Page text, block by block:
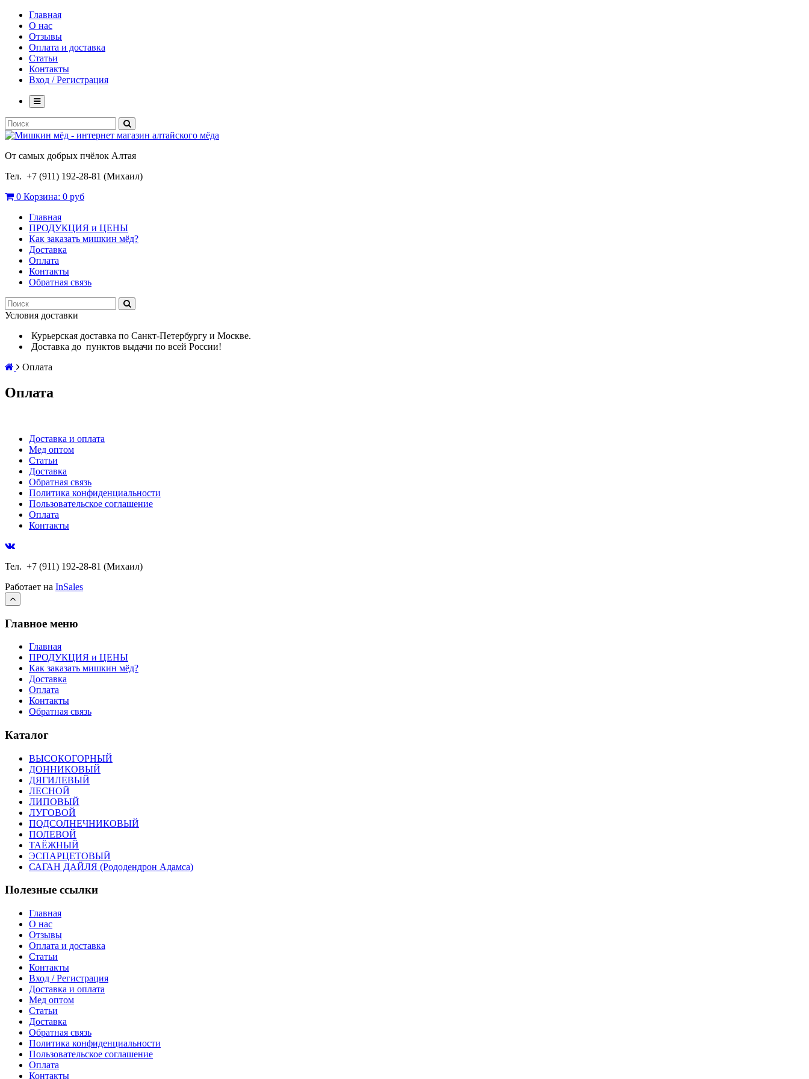
Главная
О нас
Отзывы
Оплата и доставка
Статьи
Контакты
Вход / Регистрация
От самых добрых пчёлок Алтая
Тел. +7 (911) 192-28-81 (Михаил)
0 Корзина: 0 руб
Главная
ПРОДУКЦИЯ и ЦЕНЫ
Как заказать мишкин мёд?
Доставка
Оплата
Контакты
Обратная связь
Условия доставки
Курьерская доставка по Санкт-Петербургу и Москве.
Доставка до пунктов выдачи по всей России!
Оплата
Оплата
Доставка и оплата
Мед оптом
Статьи
Доставка
Обратная связь
Политика конфиденциальности
Пользовательское соглашение
Оплата
Контакты
Тел. +7 (911) 192-28-81 (Михаил)
Работает на InSales
Главное меню
Главная
ПРОДУКЦИЯ и ЦЕНЫ
Как заказать мишкин мёд?
Доставка
Оплата
Контакты
Обратная связь
Каталог
ВЫСОКОГОРНЫЙ
ДОННИКОВЫЙ
ДЯГИЛЕВЫЙ
ЛЕСНОЙ
ЛИПОВЫЙ
ЛУГОВОЙ
ПОДСОЛНЕЧНИКОВЫЙ
ПОЛЕВОЙ
ТАЁЖНЫЙ
ЭСПАРЦЕТОВЫЙ
САГАН ДАЙЛЯ (Рододендрон Адамса)
Полезные ссылки
Главная
О нас
Отзывы
Оплата и доставка
Статьи
Контакты
Вход / Регистрация
Доставка и оплата
Мед оптом
Статьи
Доставка
Обратная связь
Политика конфиденциальности
Пользовательское соглашение
Оплата
Контакты